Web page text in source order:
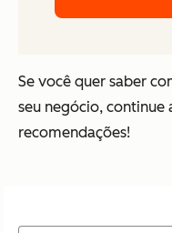
Se você quer saber
seu negócio, continue
recomendações!